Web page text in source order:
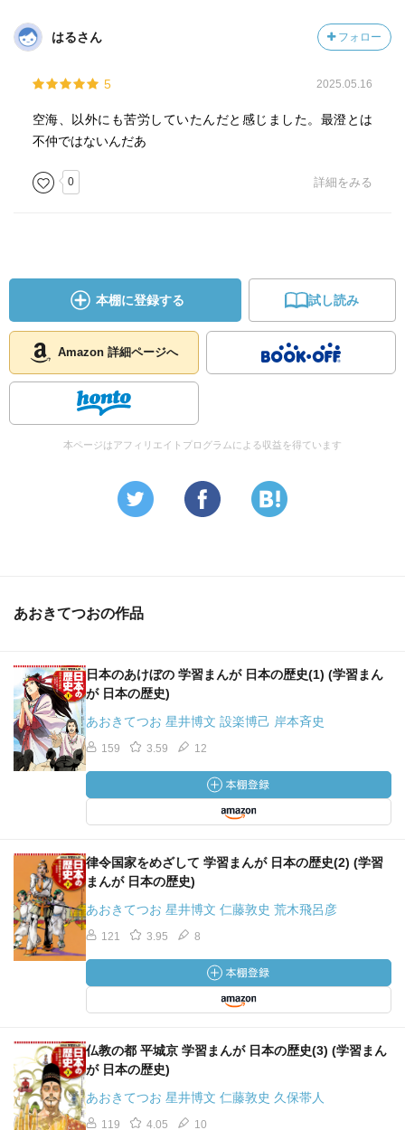
はるさん フォロー
5 2025.05.16
空海、以外にも苦労していたんだと感じました。最澄とは
不仲ではないんだあ
0 詳細をみる
本棚に登録する 試し読み
Amazon 詳細ページへ
本ページはアフィリエイトプログラムによる収益を得ています
あおきてつおの作品
日本のあけぼの 学習まんが 日本の歴史(1) (学習まん
が 日本の歴史)
あおきてつお 星井博文 設楽博己 岸本斉史
159 3.59 12
律令国家をめざして 学習まんが 日本の歴史(2) (学習
まんが 日本の歴史)
あおきてつお 星井博文 仁藤敦史 荒木飛呂彦
121 3.95 8
仏教の都 平城京 学習まんが 日本の歴史(3) (学習まん
が 日本の歴史)
あおきてつお 星井博文 仁藤敦史 久保帯人
119 4.05 10